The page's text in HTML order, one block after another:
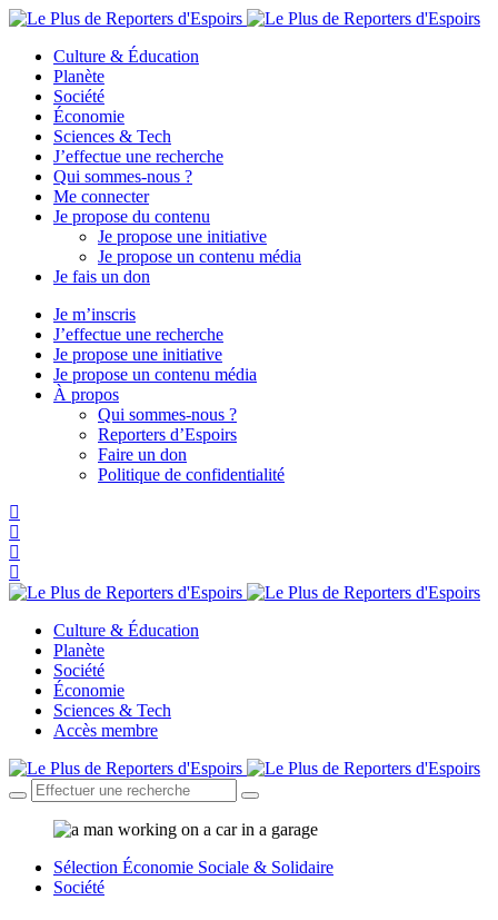
Culture & Éducation
Planète
Société
Économie
Sciences & Tech
J’effectue une recherche
Qui sommes-nous ?
Me connecter
Je propose du contenu
Je propose une initiative
Je propose un contenu média
Je fais un don
Je m’inscris
J’effectue une recherche
Je propose une initiative
Je propose un contenu média
À propos
Qui sommes-nous ?
Reporters d’Espoirs
Faire un don
Politique de confidentialité
Culture & Éducation
Planète
Société
Économie
Sciences & Tech
Accès membre
Sélection Économie Sociale & Solidaire
Société